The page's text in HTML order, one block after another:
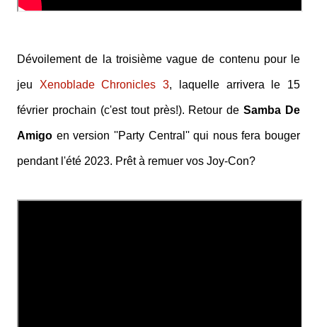
Dévoilement de la troisième vague de contenu pour le
jeu Xenoblade Chronicles 3, laquelle arrivera le 15
février prochain (c'est tout près!). Retour de Samba De
Amigo en version ''Party Central'' qui nous fera bouger
pendant l'été 2023. Prêt à remuer vos Joy-Con?